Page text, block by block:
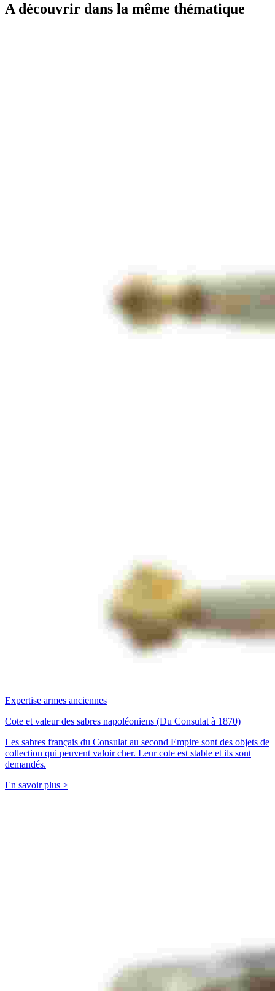
A découvrir dans la même thématique
Expertise armes anciennes
Cote et valeur des sabres napoléoniens (Du Consulat à 1870)
Les sabres français du Consulat au second Empire sont des objets de
collection qui peuvent valoir cher. Leur cote est stable et ils sont
demandés.
En savoir plus >